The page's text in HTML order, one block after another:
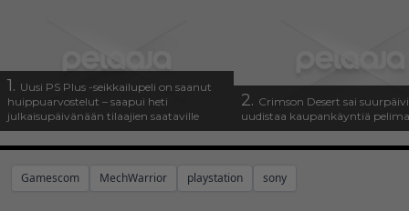
1. Uusi PS Plus -seikkailupeli on saanut
huippuarvostelut – saapui heti
julkaisupäivänään tilaajien saataville
2. Crimson Desert sai
uudistaa kaupankäyntiä
Gamescom MechWarrior playstation sony